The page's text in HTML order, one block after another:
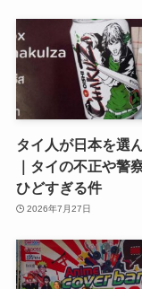
タイ人が日本を選
｜タイの不正や警
ひどすぎる件
2026年7月27日